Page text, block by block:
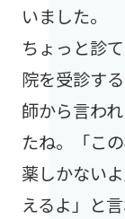
いました。
ちょっと診
院を受診す
師から言わ
たね。「こ
薬しかない
えるよ」と